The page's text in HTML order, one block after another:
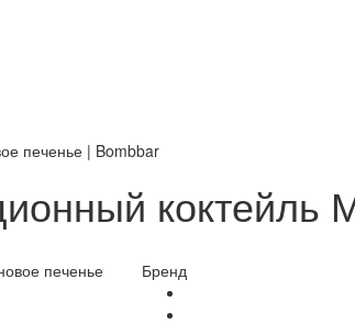
печенье | Bombbar
коктейль
Бренд